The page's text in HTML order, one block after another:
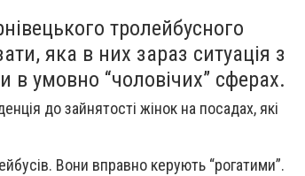
тролейбусного
яка в них зараз ситуація з
в умовно “чоловічих” сферах.
до зайнятості жінок на посадах, які
Вони вправно керують “рогатими”.